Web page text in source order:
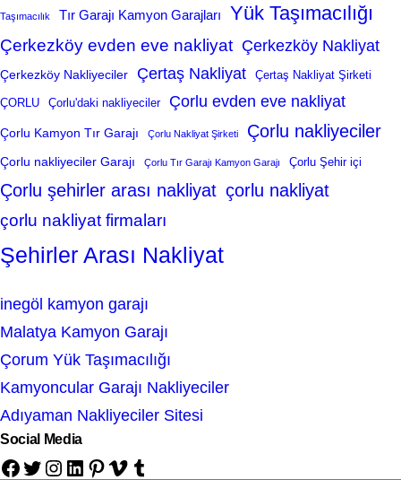
Taşımacılık Tır Garajı Kamyon Garajları Yük Taşımacılığı
Çerkezköy evden eve nakliyat Çerkezköy Nakliyat
Çerkezköy Nakliyeciler Çertaş Nakliyat Çertaş Nakliyat Şirketi
ÇORLU Çorlu'daki nakliyeciler Çorlu evden eve nakliyat
Çorlu Kamyon Tır Garajı Çorlu Nakliyat Şirketi Çorlu nakliyeciler
Çorlu nakliyeciler Garajı Çorlu Tır Garajı Kamyon Garajı Çorlu Şehir içi
Çorlu şehirler arası nakliyat çorlu nakliyat
çorlu nakliyat firmaları
Şehirler Arası Nakliyat
inegöl kamyon garajı
Malatya Kamyon Garajı
Çorum Yük Taşımacılığı
Kamyoncular Garajı Nakliyeciler
Adıyaman Nakliyeciler Sitesi
Social Media
Facebook Twitter Instagram LinkedIn Pinterest Vimeo Tumblr